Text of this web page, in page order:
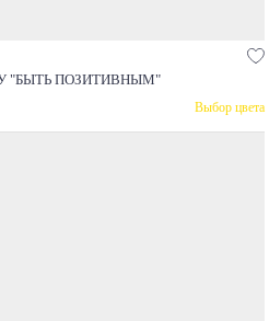
"БЫТЬ ПОЗИТИВНЫМ"
Выбор цвета